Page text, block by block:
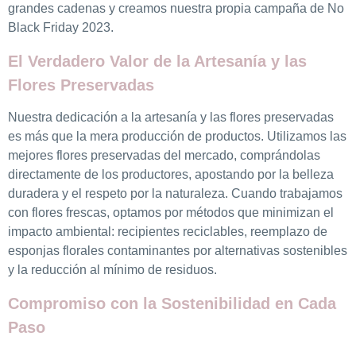
grandes cadenas y creamos nuestra propia campaña de No
Black Friday 2023.
El Verdadero Valor de la Artesanía y las
Flores Preservadas
Nuestra dedicación a la artesanía y las flores preservadas
es más que la mera producción de productos. Utilizamos las
mejores flores preservadas del mercado, comprándolas
directamente de los productores, apostando por la belleza
duradera y el respeto por la naturaleza. Cuando trabajamos
con flores frescas, optamos por métodos que minimizan el
impacto ambiental: recipientes reciclables, reemplazo de
esponjas florales contaminantes por alternativas sostenibles
y la reducción al mínimo de residuos.
Compromiso con la Sostenibilidad en Cada
Paso